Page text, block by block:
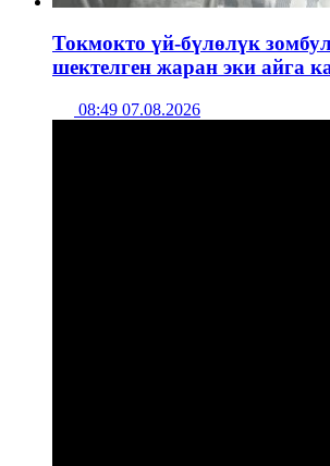
Токмокто үй-бүлөлүк
шектелген жаран эки айга
08:49 07.08.2026